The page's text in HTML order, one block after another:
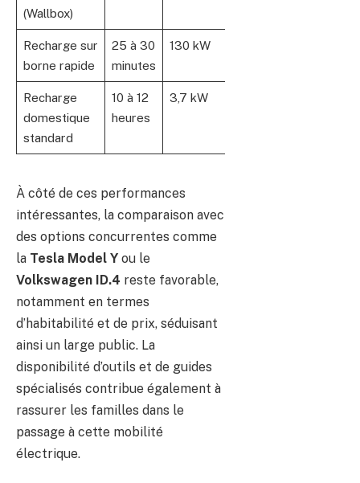
(Wallbox)
Recharge sur
borne rapide
25 à 30
minutes
130 kW
Recharge
domestique
standard
10 à 12
heures
3,7 kW
À côté de ces performances
intéressantes, la comparaison avec
des options concurrentes comme
la Tesla Model Y ou le
Volkswagen ID.4 reste favorable,
notamment en termes
d’habitabilité et de prix, séduisant
ainsi un large public. La
disponibilité d’outils et de guides
spécialisés contribue également à
rassurer les familles dans le
passage à cette mobilité
électrique.